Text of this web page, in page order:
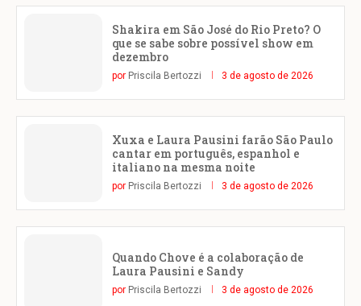
Shakira em São José do Rio Preto? O
que se sabe sobre possível show em
dezembro
por Priscila Bertozzi 3 de agosto de 2026
Xuxa e Laura Pausini farão São Paulo
cantar em português, espanhol e
italiano na mesma noite
por Priscila Bertozzi 3 de agosto de 2026
Quando Chove é a colaboração de
Laura Pausini e Sandy
por Priscila Bertozzi 3 de agosto de 2026